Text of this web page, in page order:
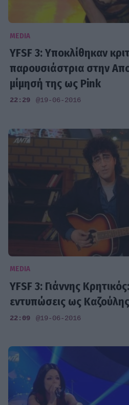
MEDIA
YFSF 3: Υποκλίθηκαν
παρουσιάστρια στην
μίμησή της ως Pink
22:29 @19-06-2016
MEDIA
YFSF 3: Γιάννης
εντυπώσεις ως Καζούλης
22:09 @19-06-2016